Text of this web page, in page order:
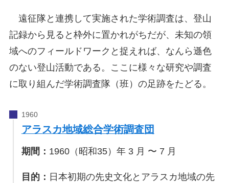
遠征隊と連携して実施された学術調査は、登山
記録から見ると枠外に置かれがちだが、未知の領
域へのフィールドワークと捉えれば、なんら遜色
のない登山活動である。ここに様々な研究や調査
に取り組んだ学術調査隊（班）の足跡をたどる。
アラスカ地域総合学術調査団
期間： 1960（昭和35）年 3 月 〜 7 月
目的： 日本初期の先史文化とアラスカ地域の先